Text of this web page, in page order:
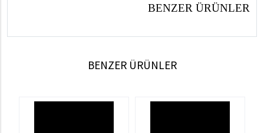
BENZER ÜRÜNLER
BENZER ÜRÜNLER